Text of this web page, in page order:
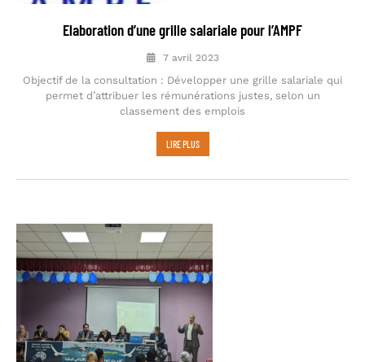
Elaboration d’une grille salariale pour l’AMPF
7 avril 2023
Objectif de la consultation : Développer une grille salariale qui
permet d’attribuer les rémunérations justes, selon un
classement des emplois
LIRE PLUS